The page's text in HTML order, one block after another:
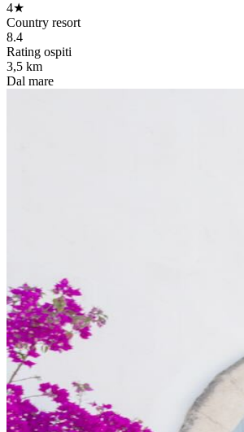
4★
Country resort
8.4
Rating ospiti
3,5 km
Dal mare